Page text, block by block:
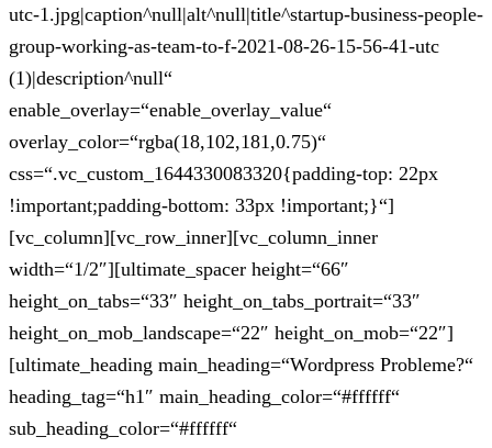
utc-1.jpg|caption^null|alt^null|title^startup-business-people-
group-working-as-team-to-f-2021-08-26-15-56-41-utc
(1)|description^null“
enable_overlay=“enable_overlay_value“
overlay_color=“rgba(18,102,181,0.75)“
css=“.vc_custom_1644330083320{padding-top: 22px
!important;padding-bottom: 33px !important;}“]
[vc_column][vc_row_inner][vc_column_inner
width=“1/2″][ultimate_spacer height=“66″
height_on_tabs=“33″ height_on_tabs_portrait=“33″
height_on_mob_landscape=“22″ height_on_mob=“22″]
[ultimate_heading main_heading=“Wordpress Probleme?“
heading_tag=“h1″ main_heading_color=“#ffffff“
sub_heading_color=“#ffffff“